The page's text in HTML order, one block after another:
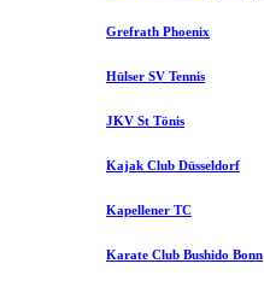
Grefrath Phoenix
Hülser SV Tennis
JKV St Tönis
Kajak Club Düsseldorf
Kapellener TC
Karate Club Bushido Bonn